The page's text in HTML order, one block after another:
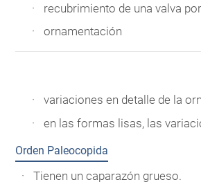
recubrimiento de una valva
ornamentación
variaciones en detalle de la
en las formas lisas, las
Orden Paleocopida
Tienen un caparazón grueso.